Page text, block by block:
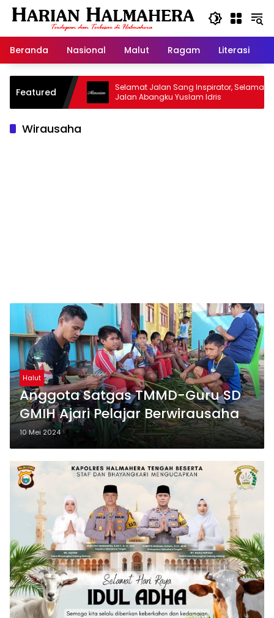
Langsung
Beranda
Nasional Malut Ragam Literasi
Featured
Warisan
Selamat Jalan Sang Inspirator, Selamat
Jalan Abangku Yuslam Idris
Wirausaha
Halut
Anggota Satgas TMMD-Guru SD
GMIH Ajari Pelajar Berwirausaha
10 Mei 2024